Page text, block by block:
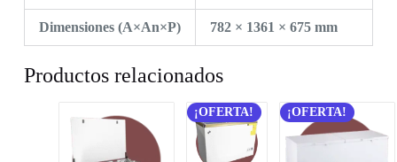
Dimensiones (A×An×P) 782 × 1361 × 675 mm
Productos relacionados
¡OFERTA! ¡OFERTA!